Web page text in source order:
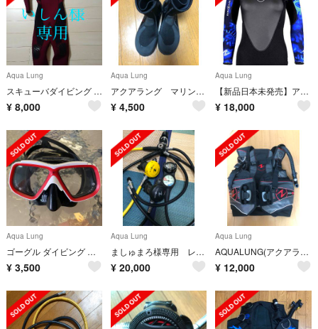
Aqua Lung
スキューバダイビング ウェットスーツ
¥ 8,000
Aqua Lung
アクアラング マリンシューズ➕ココフィン
¥ 4,500
Aqua Lung
【新品日本未発売】アクアラングダイビング用レディースウエットスーツ3mm
¥ 18,000
Aqua Lung
ゴーグル ダイビング シュノーケル レディース AQUALUNG マスク
¥ 3,500
Aqua Lung
ましゅまろ様専用 レギュレータ一式とウエイトベルト
¥ 20,000
Aqua Lung
AQUALUNG(アクアラング) BCD xsサイズ 美品
¥ 12,000